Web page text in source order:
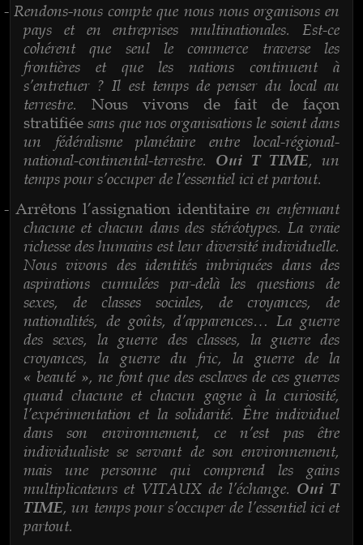
- Rendons-nous compte que nous nous organisons en
pays et en entreprises multinationales. Est-ce
cohérent que seul le commerce traverse les
frontières et que les nations continuent à
s’entretuer ? Il est temps de penser du local au
terrestre. Nous vivons de fait de façon
stratifiée sans que nos organisations le soient dans
un fédéralisme planétaire entre local-régional-
national-continental-terrestre. Oui T TIME, un
temps pour s’occuper de l’essentiel ici et partout.
- Arrêtons l’assignation identitaire en enfermant
chacune et chacun dans des stéréotypes. La vraie
richesse des humains est leur diversité individuelle.
Nous vivons des identités imbriquées dans des
aspirations cumulées par-delà les questions de
sexes, de classes sociales, de croyances, de
nationalités, de goûts, d’apparences… La guerre
des sexes, la guerre des classes, la guerre des
croyances, la guerre du fric, la guerre de la
« beauté », ne font que des esclaves de ces guerres
quand chacune et chacun gagne à la curiosité,
l’expérimentation et la solidarité. Être individuel
dans son environnement, ce n’est pas être
individualiste se servant de son environnement,
mais une personne qui comprend les gains
multiplicateurs et VITAUX de l’échange. Oui T
TIME, un temps pour s’occuper de l’essentiel ici et
partout.